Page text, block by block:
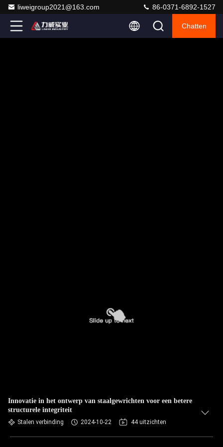
liweigroup2021@163.com 86-0371-6892-1527
Chatten
Innovatie in het ontwerp van staalgewrichten voor een betere
structurele integriteit
Stalen verbinding 2024-10-22 44 uitzichten